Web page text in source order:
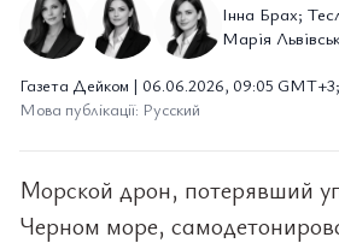
Інна Брах;
Марія
Газета Дейком | 06.06.2026, 09:05
Мова публікації: Русский
Морской дрон, потерявший
Черном море,